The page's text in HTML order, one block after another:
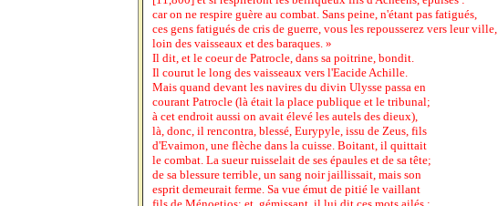
car on ne respire guère au combat. Sans peine, n'étant pas fatigués,
ces gens fatigués de cris de guerre, vous les repousserez vers leur ville,
loin des vaisseaux et des baraques. »
Il dit, et le coeur de Patrocle, dans sa poitrine, bondit.
Il courut le long des vaisseaux vers l'Eacide Achille.
Mais quand devant les navires du divin Ulysse passa en
courant Patrocle (là était la place publique et le tribunal;
à cet endroit aussi on avait élevé les autels des dieux),
là, donc, il rencontra, blessé, Eurypyle, issu de Zeus, fils
d'Evaimon, une flèche dans la cuisse. Boitant, il quittait
le combat. La sueur ruisselait de ses épaules et de sa tête;
de sa blessure terrible, un sang noir jaillissait, mais son
esprit demeurait ferme. Sa vue émut de pitié le vaillant